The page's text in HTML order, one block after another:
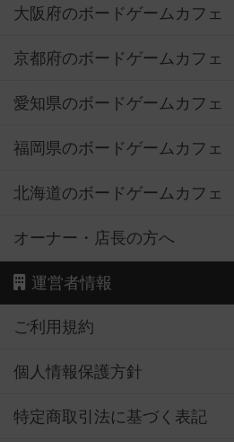
大阪府のボードゲームカフェ
京都府のボードゲームカフェ
愛知県のボードゲームカフェ
福岡県のボードゲームカフェ
北海道のボードゲームカフェ
オーナー・店長の方へ
運営者情報
ご利用規約
個人情報保護方針
特定商取引法に基づく表記